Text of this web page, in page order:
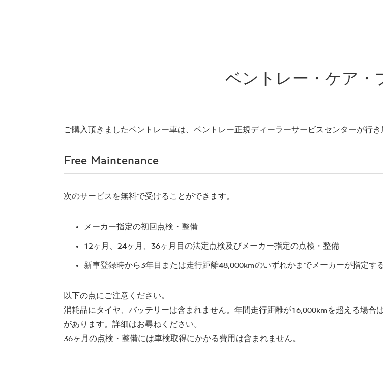
ベントレー・ケア・
ご購入頂きましたベントレー車は、ベントレー正規ディーラーサービスセンターが行
Free Maintenance
次のサービスを無料で受けることができます。
メーカー指定の初回点検・整備
12ヶ月、24ヶ月、36ヶ月目の法定点検及びメーカー指定の点検・整備
新車登録時から3年目または走行距離48,000kmのいずれかまでメーカーが指定す
以下の点にご注意ください。
消耗品にタイヤ、バッテリーは含まれません。年間走行距離が16,000kmを超える場合
があります。詳細はお尋ねください。
36ヶ月の点検・整備には車検取得にかかる費用は含まれません。